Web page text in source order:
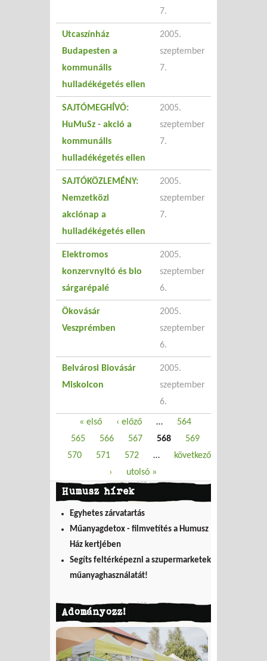
7.
Utcaszínház
Budapesten a
kommunális
hulladékégetés ellen
2005.
szeptember
7.
SAJTÓMEGHÍVÓ:
HuMuSz - akció a
kommunális
hulladékégetés ellen
2005.
szeptember
7.
SAJTÓKÖZLEMÉNY:
Nemzetközi
akciónap a
hulladékégetés ellen
2005.
szeptember
7.
Elektromos
konzervnyitó és bio
sárgarépalé
2005.
szeptember
6.
Ökovásár
Veszprémben
2005.
szeptember
6.
Belvárosi Biovásár
Miskolcon
2005.
szeptember
6.
Oldalak« első ‹ előző …
564
565
566 567 568
569
570
571 572 …
következő
›
utolsó »
Humusz hírek
Egyhetes zárvatartás
Műanyagdetox - filmvetítés a Humusz
Ház kertjében
Segíts feltérképezni a szupermarketek
műanyaghasználatát!
Adományozz!